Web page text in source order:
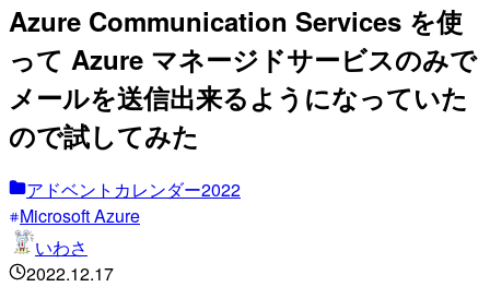
Azure Communication Services を使
って Azure マネージドサービスのみで
メールを送信出来るようになっていた
ので試してみた
アドベントカレンダー2022
Microsoft Azure
いわさ
2022.12.17